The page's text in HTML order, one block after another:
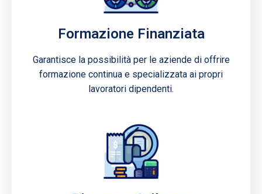
Formazione Finanziata
Garantisce la possibilità per le aziende di offrire
formazione continua e specializzata ai propri
lavoratori dipendenti.